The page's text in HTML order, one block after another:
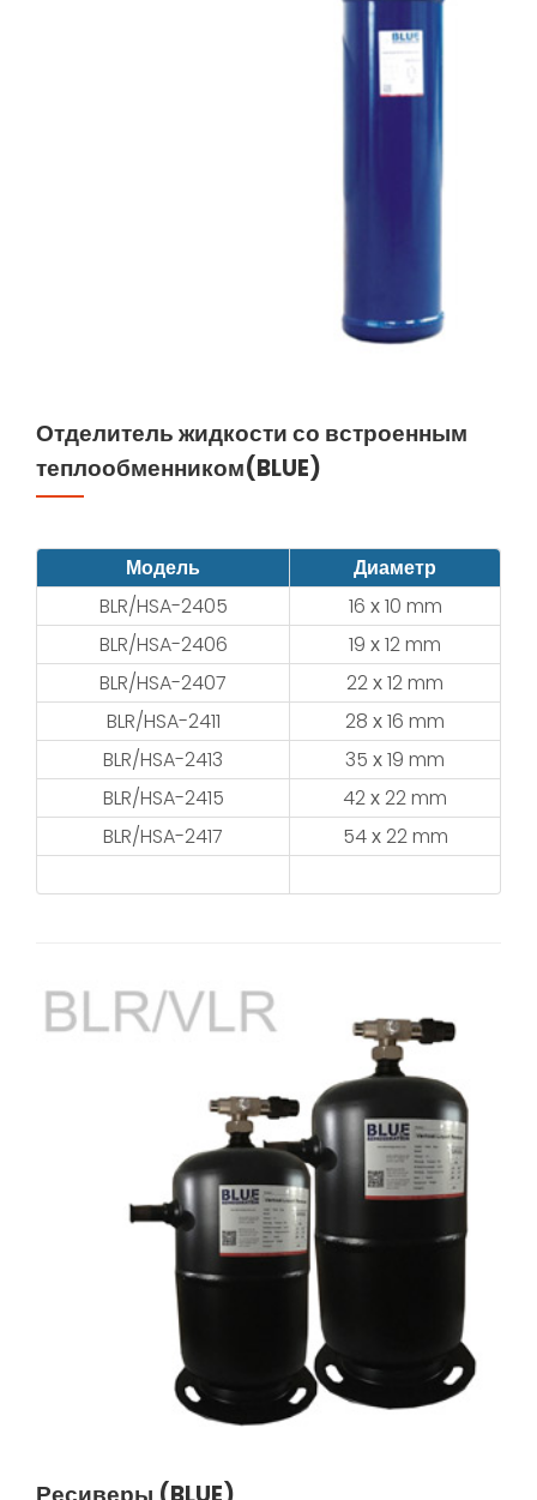
Отделитель жидкости со встроенным
теплообменником(BLUE)
Модель
Диаметр
BLR/HSA-2405
16 х 10 mm
BLR/HSA-2406
19 х 12 mm
BLR/HSA-2407
22 х 12 mm
BLR/HSA-2411
28 х 16 mm
BLR/HSA-2413
35 х 19 mm
BLR/HSA-2415
42 х 22 mm
BLR/HSA-2417
54 х 22 mm